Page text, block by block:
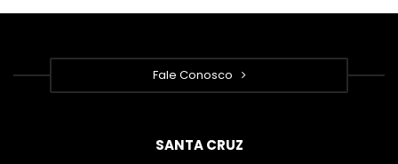
Fale Conosco
SANTA CRUZ